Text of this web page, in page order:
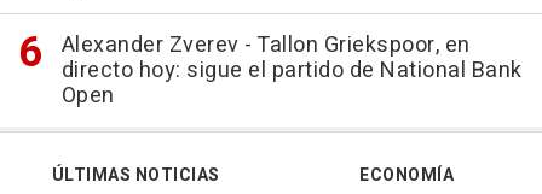
Alexander Zverev - Tallon Griekspoor, en
directo hoy: sigue el partido de National Bank
Open
ÚLTIMAS NOTICIAS
ECONOMÍA